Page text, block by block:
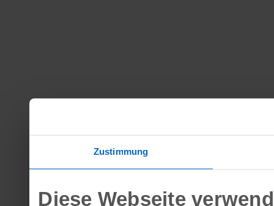
Zustimmung
Diese Webseite